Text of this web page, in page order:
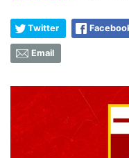
Twitter
Email